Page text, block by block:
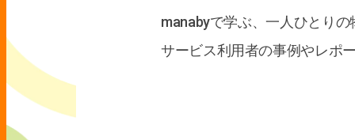
manabyで学ぶ、一人ひとりの
サービス利用者の事例やレポ